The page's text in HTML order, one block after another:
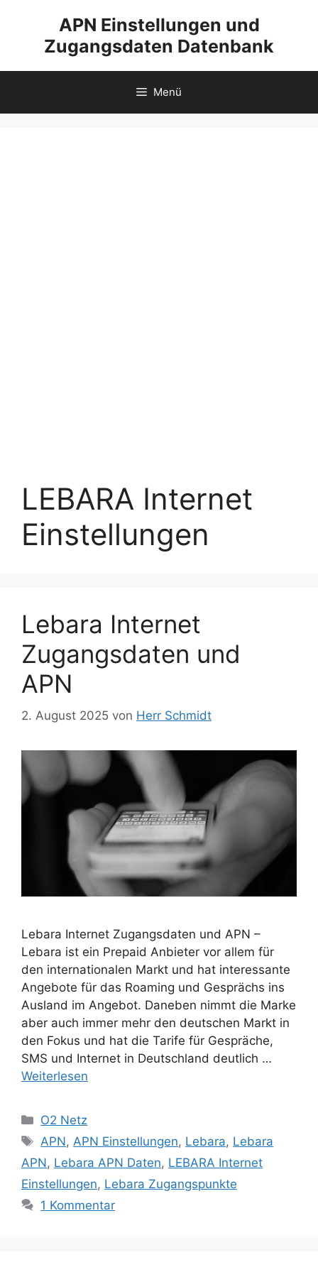
springen
APN Einstellungen und
Zugangsdaten Datenbank
Menü
LEBARA Internet
Einstellungen
Lebara Internet
Zugangsdaten und
APN
2. August 2025 von Herr Schmidt
Lebara Internet Zugangsdaten und APN –
Lebara ist ein Prepaid Anbieter vor allem für
den internationalen Markt und hat interessante
Angebote für das Roaming und Gesprächs ins
Ausland im Angebot. Daneben nimmt die Marke
aber auch immer mehr den deutschen Markt in
den Fokus und hat die Tarife für Gespräche,
SMS und Internet in Deutschland deutlich …
Weiterlesen
Kategorien
O2 Netz
Schlagwörter
APN,APN Einstellungen, Lebara, Lebara
APN, Lebara APN Daten, LEBARA Internet
Einstellungen, Lebara Zugangspunkte
1 Kommentar